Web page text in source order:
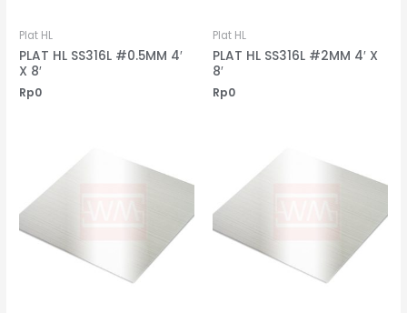
Plat HL
PLAT HL SS316L #0.5MM 4′
X 8′
Rp0
Plat HL
PLAT HL SS316L #2MM 4′ X
8′
Rp0